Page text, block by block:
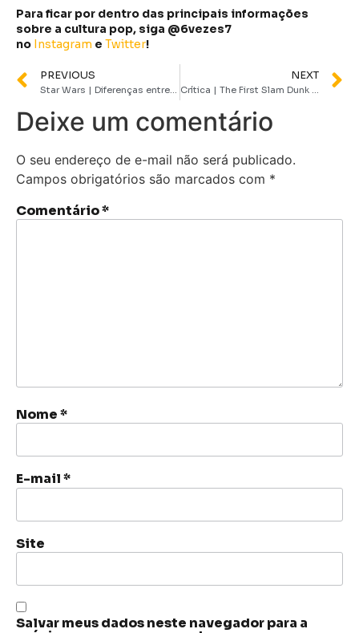
Para ficar por dentro das principais informações
sobre a cultura pop, siga @6vezes7
no Instagram e Twitter!
PREVIOUS NEXT
Deixe um comentário
O seu endereço de e-mail não será publicado.
Campos obrigatórios são marcados com *
Comentário*
Nome*
E-mail*
Site
Salvar meus dados neste navegador para a